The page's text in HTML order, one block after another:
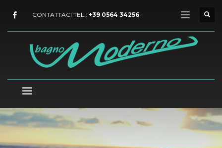
CONTATTACI TEL.: +39 0564 34256